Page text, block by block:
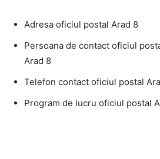
Adresa oficiul postal Arad 8
Persoana de contact oficiul
Arad 8
Telefon contact oficiul postal
Program de lucru oficiul postal